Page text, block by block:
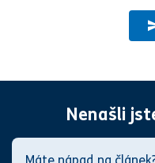
Nenašli